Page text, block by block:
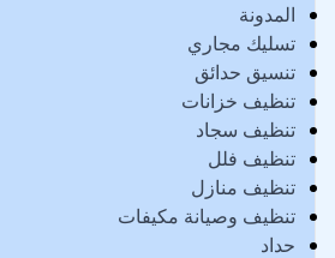
المدونة
تسليك مجاري
تنسيق حدائق
تنظيف خزانات
تنظيف سجاد
تنظيف فلل
تنظيف منازل
تنظيف وصيانة مكيفات
حداد